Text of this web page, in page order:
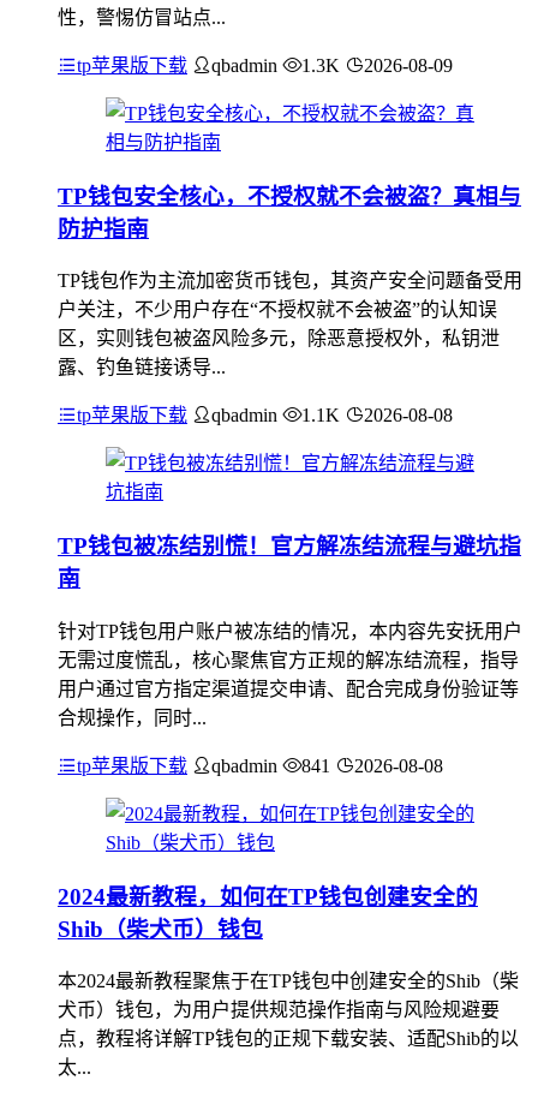
性，警惕仿冒站点...
tp苹果版下载 qbadmin 1.3K 2026-08-09
TP钱包安全核心，不授权就不会被盗？真相与
防护指南
TP钱包作为主流加密货币钱包，其资产安全问题备受用
户关注，不少用户存在“不授权就不会被盗”的认知误
区，实则钱包被盗风险多元，除恶意授权外，私钥泄
露、钓鱼链接诱导...
tp苹果版下载 qbadmin 1.1K 2026-08-08
TP钱包被冻结别慌！官方解冻结流程与避坑指
南
针对TP钱包用户账户被冻结的情况，本内容先安抚用户
无需过度慌乱，核心聚焦官方正规的解冻结流程，指导
用户通过官方指定渠道提交申请、配合完成身份验证等
合规操作，同时...
tp苹果版下载 qbadmin 841 2026-08-08
2024最新教程，如何在TP钱包创建安全的
Shib（柴犬币）钱包
本2024最新教程聚焦于在TP钱包中创建安全的Shib（柴
犬币）钱包，为用户提供规范操作指南与风险规避要
点，教程将详解TP钱包的正规下载安装、适配Shib的以
太...